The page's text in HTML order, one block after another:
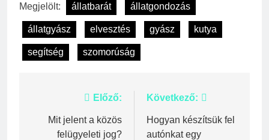
Megjelölt: állatbarát állatgondozás
állatgyász elvesztés gyász kutya
segítség szomorúság
Bejegyzés
navigáció
Előző:
Mit jelent a közös
felügyeleti jog?
Következő:
Hogyan készítsük fel
autónkat egy